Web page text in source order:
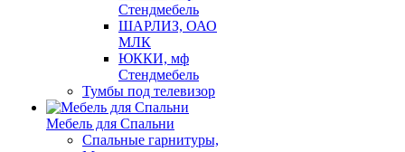
Стендмебель
ШАРЛИЗ, ОАО
МЛК
ЮККИ, мф
Стендмебель
Тумбы под телевизор
Мебель для Спальни
Спальные гарнитуры,